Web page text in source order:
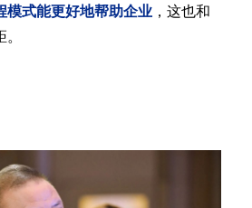
模式能更好地帮助企业，这也和